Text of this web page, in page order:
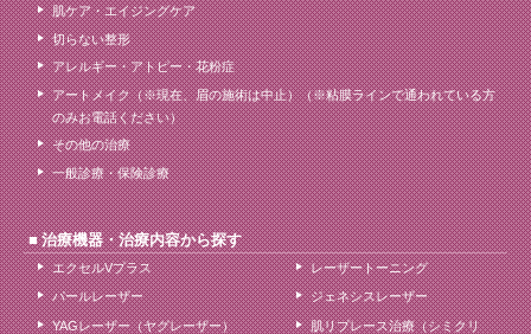
肌ケア・エイジングケア
切らない整形
アレルギー・アトピー・花粉症
アートメイク（※現在、眉の施術は中止）（※粘膜ラインで通われている方
のみお電話ください）
その他の治療
一般診療・保険診療
治療機器・治療内容から探す
エクセルVプラス レーザートーニング
パールレーザー ジェネシスレーザー
YAGレーザー（ヤグレーザー）
肌リプレース治療（シミクリ